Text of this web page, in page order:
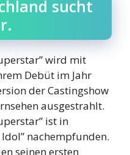
sucht
wird mit
Debüt im Jahr
der Castingshow
ausgestrahlt.
ist in
nachempfunden.
seinen ersten